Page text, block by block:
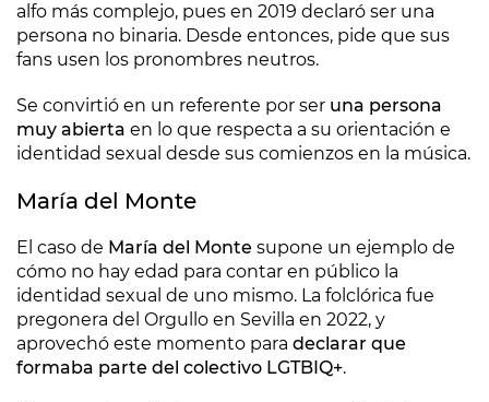
alfo más complejo, pues en 2019 declaró ser una
persona no binaria. Desde entonces, pide que sus
fans usen los pronombres neutros.
Se convirtió en un referente por ser una persona
muy abierta en lo que respecta a su orientación e
identidad sexual desde sus comienzos en la música.
María del Monte
El caso de María del Monte supone un ejemplo de
cómo no hay edad para contar en público la
identidad sexual de uno mismo. La folclórica fue
pregonera del Orgullo en Sevilla en 2022, y
aprovechó este momento para declarar que
formaba parte del colectivo LGTBIQ+.